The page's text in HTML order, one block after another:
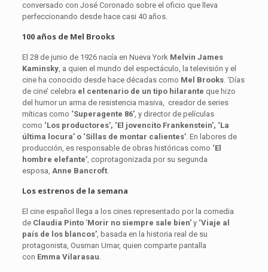
conversado con José Coronado sobre el oficio que lleva
perfeccionando desde hace casi 40 años.
100 años de Mel Brooks
El 28 de junio de 1926 nacía en Nueva York Melvin James
Kaminsky, a quien el mundo del espectáculo, la televisión y el
cine ha conocido desde hace décadas como Mel Brooks. ‘Días
de cine’ celebra el centenario de un tipo hilarante que hizo
del humor un arma de resistencia masiva, creador de series
míticas como ‘Superagente 86’, y director de películas
como ‘Los productores’, ‘El jovencito Frankenstein’, ‘La
última locura’ o ‘Sillas de montar calientes’. En labores de
producción, es responsable de obras históricas como ‘El
hombre elefante’, coprotagonizada por su segunda
esposa, Anne Bancroft.
Los estrenos de la semana
El cine español llega a los cines representado por la comedia
de Claudia Pinto‘Morir no siempre sale bien’y ‘Viaje al
país de los blancos’, basada en la historia real de su
protagonista, Ousman Umar, quien comparte pantalla
con Emma Vilarasau.